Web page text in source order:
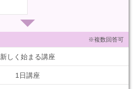
※複数回答可
新しく始まる講座
1日講座